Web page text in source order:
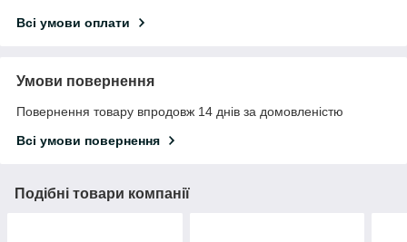
Всі умови оплати
Умови повернення
Повернення товару впродовж 14 днів за домовленістю
Всі умови повернення
Подібні товари компанії